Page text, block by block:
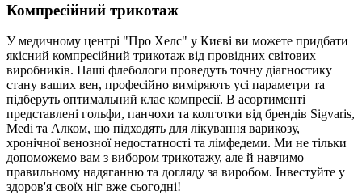
Компресійний трикотаж
У медичному центрі "Про Хелс" у Києві ви можете придбати
якісний компресійний трикотаж від провідних світових
виробників. Наші флебологи проведуть точну діагностику
стану ваших вен, професійно виміряють усі параметри та
підберуть оптимальний клас компресії. В асортименті
представлені гольфи, панчохи та колготки від брендів Sigvaris,
Medi та Алком, що підходять для лікування варикозу,
хронічної венозної недостатності та лімфедеми. Ми не тільки
допоможемо вам з вибором трикотажу, але й навчимо
правильному надяганню та догляду за виробом. Інвестуйте у
здоров'я своїх ніг вже сьогодні!